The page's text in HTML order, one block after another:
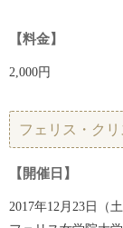
【料金】
2,000円
フェリス・ク
【開催日】
2017年12月23日（